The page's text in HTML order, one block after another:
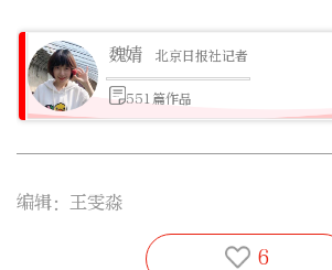
魏婧 北京日报社记者
551篇作品
编辑：王雯淼
6